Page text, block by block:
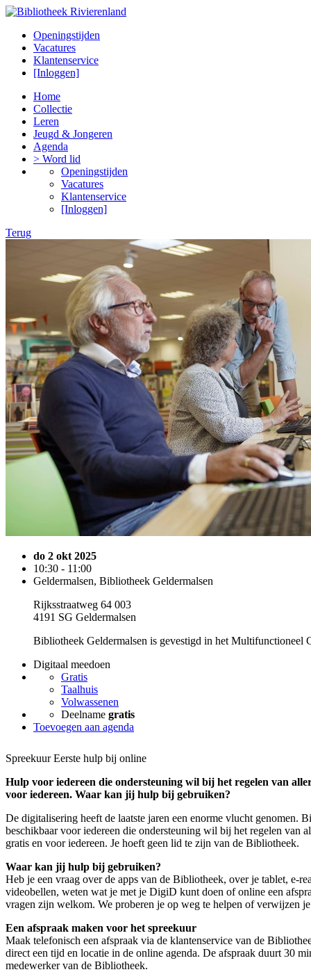
Openingstijden
Vacatures
Klantenservice
[Inloggen]
Home
Collectie
Leren
Jeugd & Jongeren
Agenda
> Word lid
Openingstijden
Vacatures
Klantenservice
[Inloggen]
Terug
do 2 okt 2025
10:30 - 11:00
Geldermalsen, Bibliotheek Geldermalsen
Rijksstraatweg 64 003
4191 SG Geldermalsen
Bibliotheek Geldermalsen is gevestigd in het Multifunctioneel
Digitaal meedoen
Gratis
Taalhuis
Volwassenen
Deelname gratis
Toevoegen aan agenda
Spreekuur Eerste hulp bij online
Hulp voor iedereen die ondersteuning wil bij het regelen van
voor iedereen. Waar kan jij hulp bij gebruiken?
De digitalisering heeft de laatste jaren een enorme vlucht genomen.
beschikbaar voor iedereen die ondersteuning wil bij het regelen van
gratis en voor iedereen. Je hoeft geen lid te zijn van de Bibliotheek.
Waar kan jij hulp bij gebruiken?
Heb je een vraag over de apps van de Bibliotheek, over je tablet, e-
videobellen, weten wat je met je DigiD kunt doen of online een
vragen zijn welkom. We proberen je op weg te helpen of verwijzen
Een afspraak maken voor het spreekuur
Maak telefonisch een afspraak via de klantenservice van de
direct een tijd en locatie in de online agenda. De afspraak duurt 30
medewerker van de Bibliotheek.